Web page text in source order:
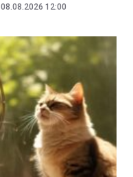
08.08.2026 12:00